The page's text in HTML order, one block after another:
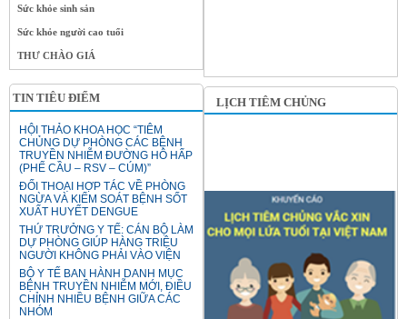
Sức khỏe sinh sản
Sức khỏe người cao tuổi
THƯ CHÀO GIÁ
TIN TIÊU ĐIỂM
HỘI THẢO KHOA HỌC “TIÊM
CHỦNG DỰ PHÒNG CÁC BỆNH
TRUYỀN NHIỄM ĐƯỜNG HÔ HẤP
(PHẾ CẦU – RSV – CÚM)”
ĐỐI THOẠI HỢP TÁC VỀ PHÒNG
NGỪA VÀ KIỂM SOÁT BỆNH SỐT
XUẤT HUYẾT DENGUE
THỨ TRƯỞNG Y TẾ: CÁN BỘ LÀM
DỰ PHÒNG GIÚP HÀNG TRIỆU
NGƯỜI KHÔNG PHẢI VÀO VIỆN
BỘ Y TẾ BAN HÀNH DANH MỤC
BỆNH TRUYỀN NHIỄM MỚI, ĐIỀU
CHỈNH NHIỀU BỆNH GIỮA CÁC
NHÓM
LỊCH TIÊM CHỦNG